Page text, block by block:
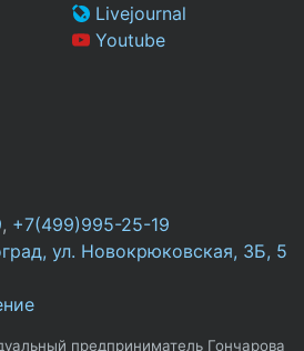
Livejournal
Youtube
, +7(499)995-25-19
ул. Новокрюковская, 3Б, 5
предприниматель Гончарова